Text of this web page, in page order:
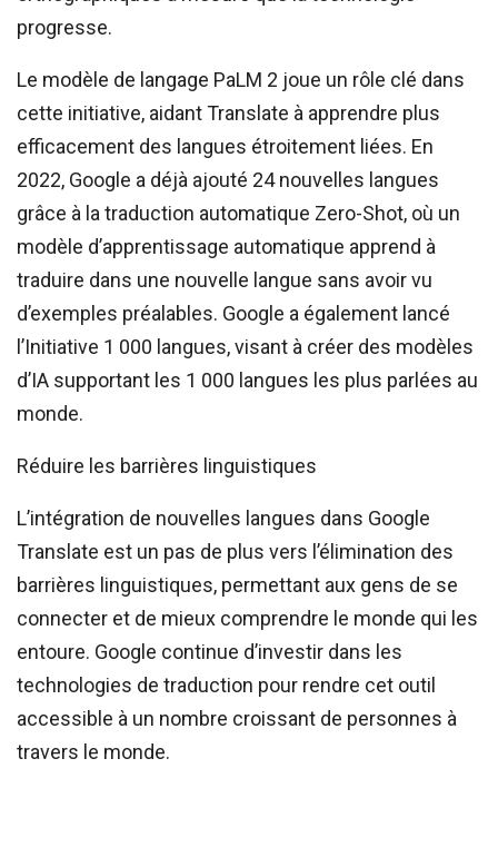
progresse.
Le modèle de langage PaLM 2 joue un rôle clé dans
cette initiative, aidant Translate à apprendre plus
efficacement des langues étroitement liées. En
2022, Google a déjà ajouté 24 nouvelles langues
grâce à la traduction automatique Zero-Shot, où un
modèle d’apprentissage automatique apprend à
traduire dans une nouvelle langue sans avoir vu
d’exemples préalables. Google a également lancé
l’Initiative 1 000 langues, visant à créer des modèles
d’IA supportant les 1 000 langues les plus parlées au
monde.
Réduire les barrières linguistiques
L’intégration de nouvelles langues dans Google
Translate est un pas de plus vers l’élimination des
barrières linguistiques, permettant aux gens de se
connecter et de mieux comprendre le monde qui les
entoure. Google continue d’investir dans les
technologies de traduction pour rendre cet outil
accessible à un nombre croissant de personnes à
travers le monde.